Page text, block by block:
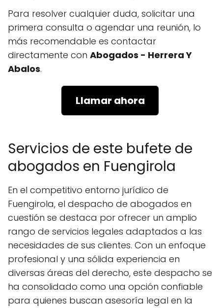
Para resolver cualquier duda, solicitar una
primera consulta o agendar una reunión, lo
más recomendable es contactar
directamente con Abogados - Herrera Y
Abalos.
Llamar ahora
Servicios de este bufete de
abogados en Fuengirola
En el competitivo entorno jurídico de
Fuengirola, el despacho de abogados en
cuestión se destaca por ofrecer un amplio
rango de servicios legales adaptados a las
necesidades de sus clientes. Con un enfoque
profesional y una sólida experiencia en
diversas áreas del derecho, este despacho se
ha consolidado como una opción confiable
para quienes buscan asesoría legal en la